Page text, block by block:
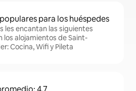
para los huéspedes
les encantan las siguientes
los alojamientos de Saint-
Cocina, Wifi y Pileta